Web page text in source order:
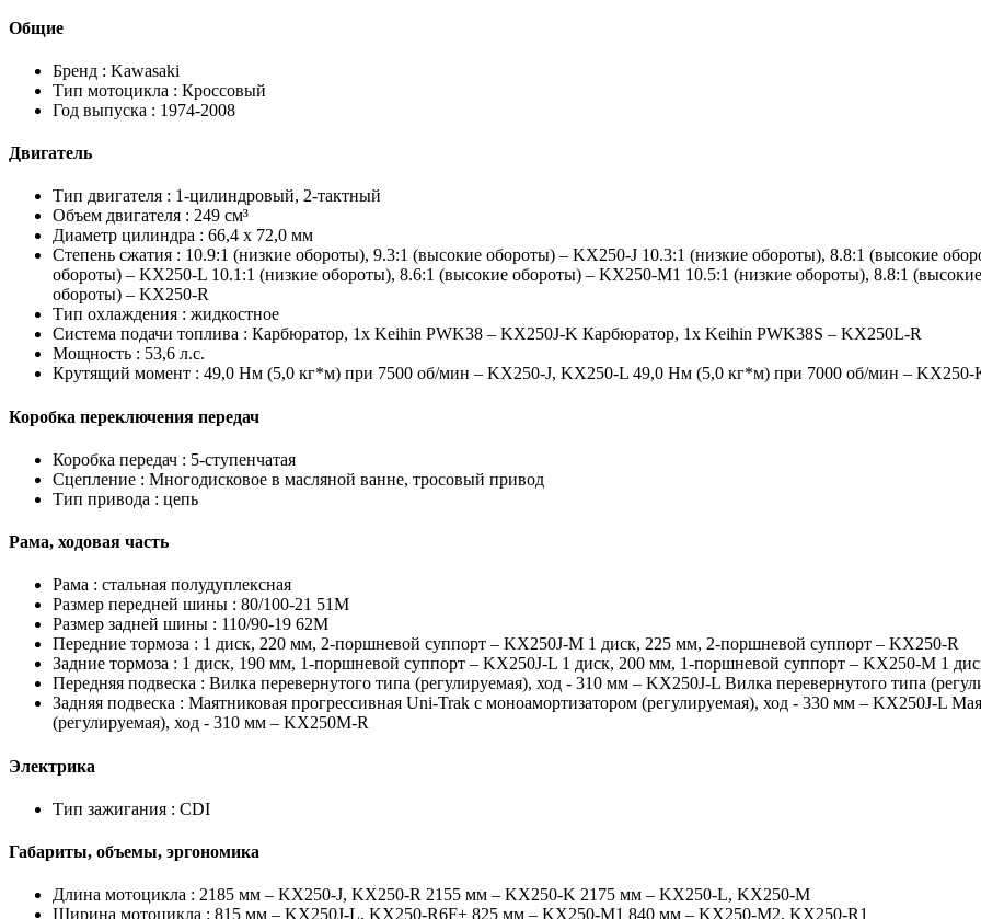
Общие
Бренд : Kawasaki
Тип мотоцикла : Кроссовый
Год выпуска : 1974-2008
Двигатель
Тип двигателя : 1-цилиндровый, 2-тактный
Объем двигателя : 249 см³
Диаметр цилиндра : 66,4 x 72,0 мм
Степень сжатия : 10.9:1 (низкие обороты), 9.3:1 (высокие обороты) – KX250-J 10.3:1 (низкие обороты), 8.8:1 (высокие
обороты) – KX250-L 10.1:1 (низкие обороты), 8.6:1 (высокие обороты) – KX250-M1 10.5:1 (низкие обороты), 8.8:1
обороты) – KX250-R
Тип охлаждения : жидкостное
Система подачи топлива : Карбюратор, 1x Keihin PWK38 – KX250J-K Карбюратор, 1x Keihin PWK38S – KX250L-R
Мощность : 53,6 л.с.
Крутящий момент : 49,0 Нм (5,0 кг*м) при 7500 об/мин – KX250-J, KX250-L 49,0 Нм (5,0 кг*м) при 7000 об/мин – KX250-
Коробка переключения передач
Коробка передач : 5-ступенчатая
Сцепление : Многодисковое в масляной ванне, тросовый привод
Тип привода : цепь
Рама, ходовая часть
Рама : стальная полудуплексная
Размер передней шины : 80/100-21 51M
Размер задней шины : 110/90-19 62M
Передние тормоза : 1 диск, 220 мм, 2-поршневой суппорт – KX250J-M 1 диск, 225 мм, 2-поршневой суппорт – KX250-R
Задние тормоза : 1 диск, 190 мм, 1-поршневой суппорт – KX250J-L 1 диск, 200 мм, 1-поршневой суппорт – KX250-M 1
Передняя подвеска : Вилка перевернутого типа (регулируемая), ход - 310 мм – KX250J-L Вилка перевернутого типа
Задняя подвеска : Маятниковая прогрессивная Uni-Trak с моноамортизатором (регулируемая), ход - 330 мм – KX250J-L
(регулируемая), ход - 310 мм – KX250M-R
Электрика
Тип зажигания : CDI
Габариты, объемы, эргономика
Длина мотоцикла : 2185 мм – KX250-J, KX250-R 2155 мм – KX250-K 2175 мм – KX250-L, KX250-M
Ширина мотоцикла : 815 мм – KX250J-L, KX250-R6F+ 825 мм – KX250-M1 840 мм – KX250-M2, KX250-R1